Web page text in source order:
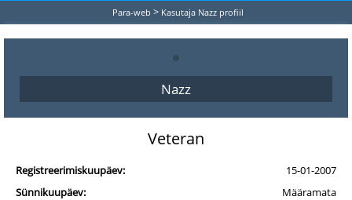
Para-web > Kasutaja Nazz profiil
Nazz
Veteran
Registreerimiskuupäev:
15-01-2007
Sünnikuupäev:
Määramata